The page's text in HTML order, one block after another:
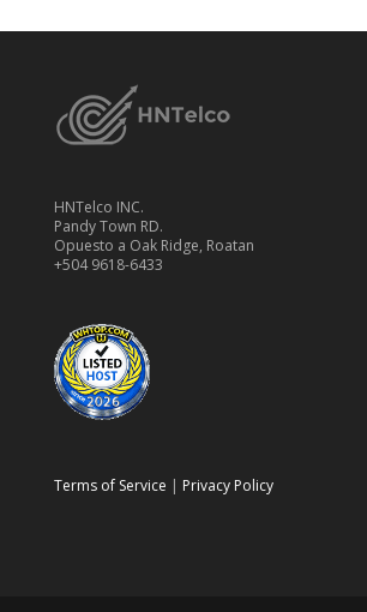
HNTelco INC.
Pandy Town RD.
Opuesto a Oak Ridge, Roatan
+504 9618-6433
Terms of Service | Privacy Policy